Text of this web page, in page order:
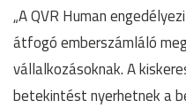
„A QVR Human
átfogó emberszámláló
vállalkozásoknak. A
betekintést nyerhetnek a